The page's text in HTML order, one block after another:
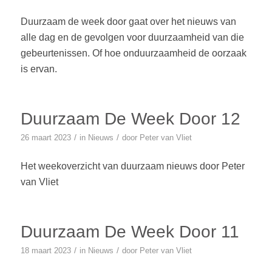
Duurzaam de week door gaat over het nieuws van
alle dag en de gevolgen voor duurzaamheid van die
gebeurtenissen. Of hoe onduurzaamheid de oorzaak
is ervan.
Duurzaam De Week Door 12
26 maart 2023 / in Nieuws / door Peter van Vliet
Het weekoverzicht van duurzaam nieuws door Peter
van Vliet
Duurzaam De Week Door 11
18 maart 2023 / in Nieuws / door Peter van Vliet